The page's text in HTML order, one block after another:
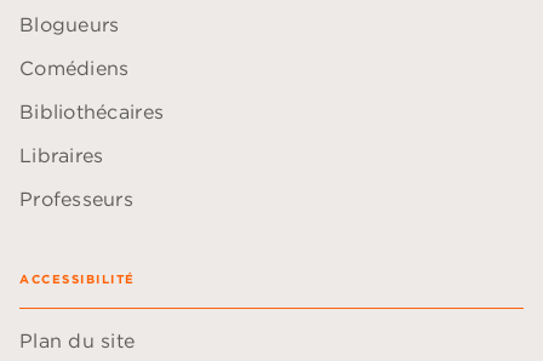
Blogueurs
Comédiens
Bibliothécaires
Libraires
Professeurs
ACCESSIBILITÉ
Plan du site